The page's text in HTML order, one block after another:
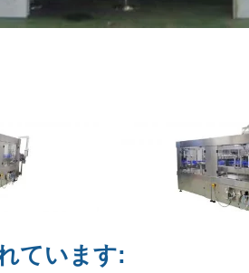
ています: